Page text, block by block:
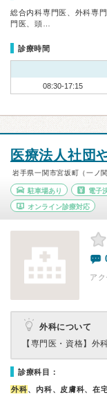
総合内科専門医、外科専
門医、頭…
診療時間
08:30-17:15
医療法人社団
岩手県一関市宮坂町（一ノ関
駐車場あり 電子
オンライン診療対応
ア
外科について
【専門医・資格】 外
診療科目：
外科、内科、皮膚科、在